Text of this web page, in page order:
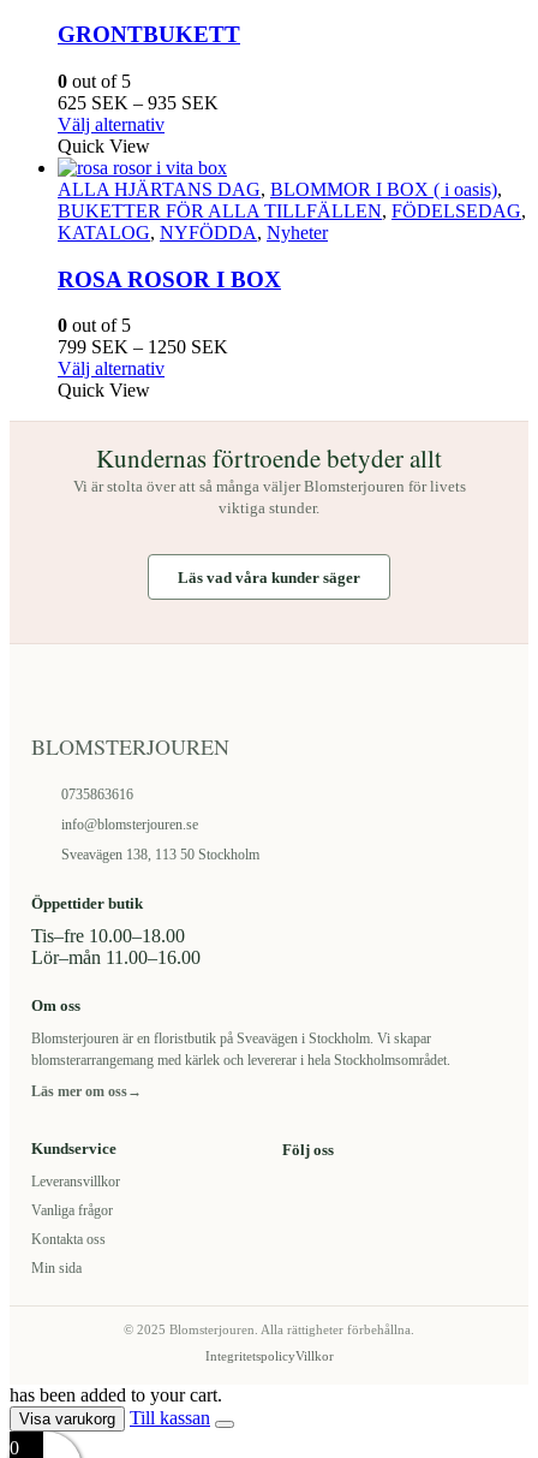
varianter.
De
alternativen
kan
väljas
på
produktsidan
GRONTBUKETT
0 out of 5
625 SEK – 935 SEK
till
935
SEK
Välj alternativDen
produkten
har
flera
varianter.
olika
alternativen
väljas
på
produktsidan
Quick View
ALLA HJÄRTANS DAG, BLOMMOR I BOX ( i oasis),
BUKETTER FÖR ALLA TILLFÄLLEN, FÖDELSEDAG,
KATALOG, NYFÖDDA, Nyheter
ROSA ROSOR I BOX
0 out of 5
799 SEK – 1250 SEK
SEK
Välj alternativDen
flera
varianter.
De
kan
väljas
på
Quick View
Kundernas förtroende betyder allt
Vi är stolta över att så många väljer Blomsterjouren för livets
viktiga stunder.
Läs vad våra kunder säger
BLOMSTERJOUREN
0735863616
info@blomsterjouren.se
Sveavägen 138, 113 50 Stockholm
Öppettider butik
Tis–fre 10.00–18.00
Lör–mån 11.00–16.00
Om oss
Blomsterjouren är en floristbutik på Sveavägen i Stockholm. Vi skapar
blomsterarrangemang med kärlek och levererar i hela Stockholmsområdet.
Läs mer om oss→
Kundservice
Leveransvillkor
Vanliga frågor
Kontakta oss
Min sida
Följ oss
© 2025 Blomsterjouren. Alla rättigheter förbehållna.
IntegritetspolicyVillkor
has been added to your cart.
Visa varukorg
Till kassan
0